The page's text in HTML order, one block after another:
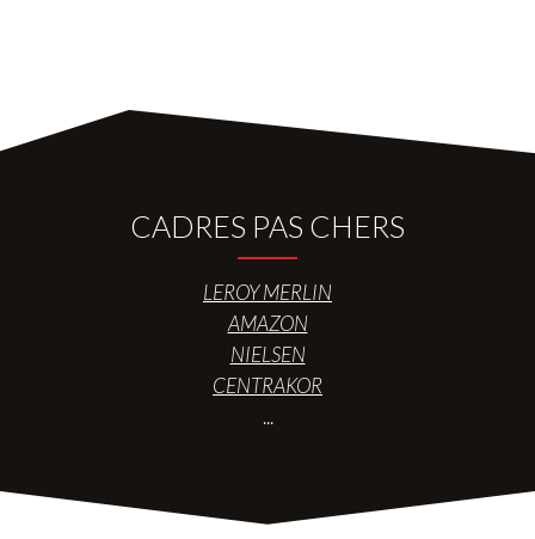
CADRES PAS CHERS
LEROY MERLIN
AMAZON
NIELSEN
CENTRAKOR
...